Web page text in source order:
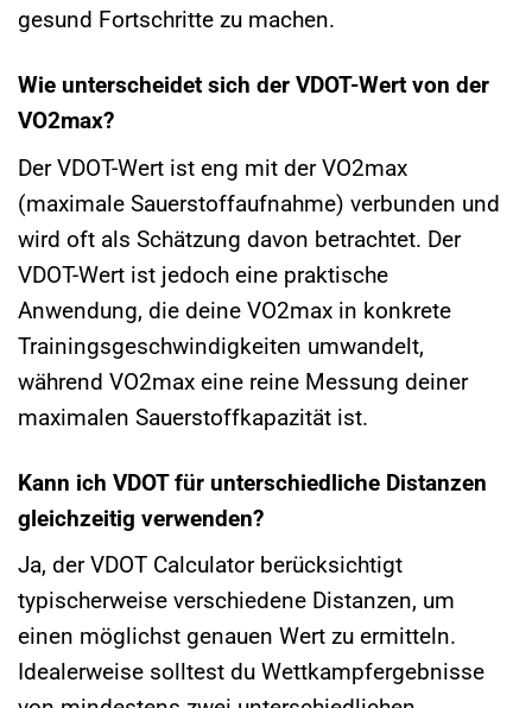
gesund Fortschritte zu machen.
Wie unterscheidet sich der VDOT-Wert von der
VO2max?
Der VDOT-Wert ist eng mit der VO2max
(maximale Sauerstoffaufnahme) verbunden und
wird oft als Schätzung davon betrachtet. Der
VDOT-Wert ist jedoch eine praktische
Anwendung, die deine VO2max in konkrete
Trainingsgeschwindigkeiten umwandelt,
während VO2max eine reine Messung deiner
maximalen Sauerstoffkapazität ist.
Kann ich VDOT für unterschiedliche Distanzen
gleichzeitig verwenden?
Ja, der VDOT Calculator berücksichtigt
typischerweise verschiedene Distanzen, um
einen möglichst genauen Wert zu ermitteln.
Idealerweise solltest du Wettkampfergebnisse